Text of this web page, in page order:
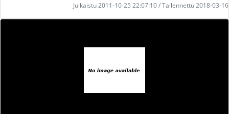
Julkaistu 2011-10-25 22:07:10 / Tallennettu 2018-03-16